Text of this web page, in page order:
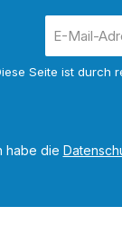
Mail-
Seite ist durch
habe die